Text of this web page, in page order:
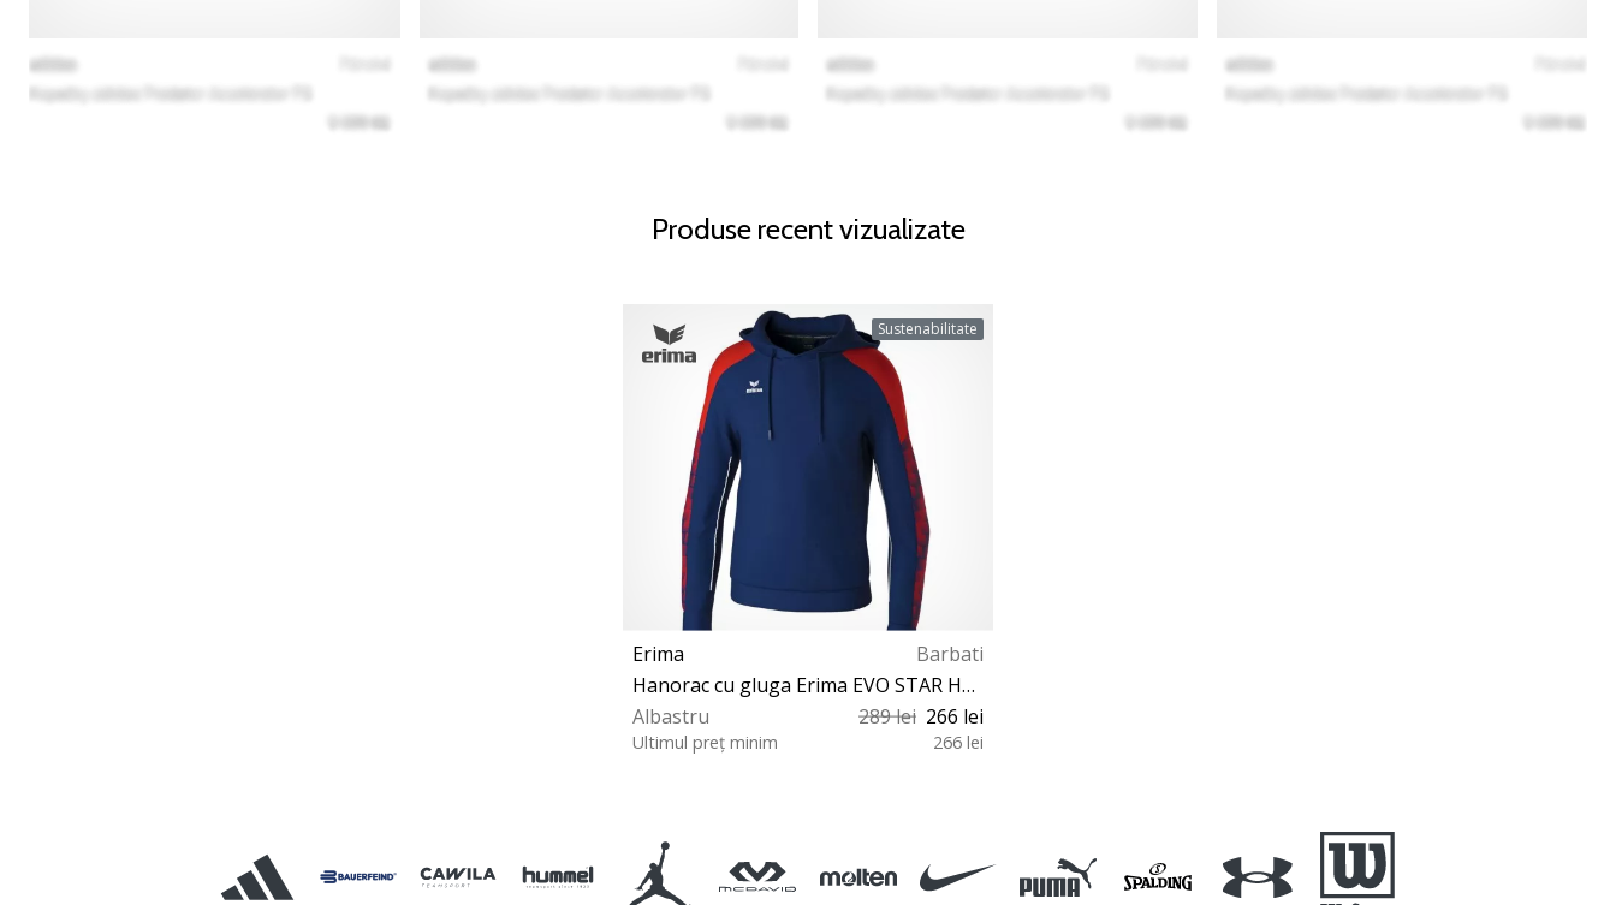
Produse recent vizualizate
Sustenabilitate
Erima
Barbati
Hanorac cu gluga Erima EVO STAR Hoodie
Albastru
289 lei 266 lei
Ultimul preț minim 266 lei